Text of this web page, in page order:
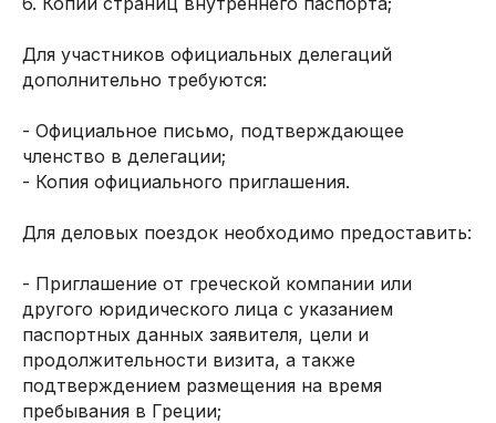
Для участников официальных делегаций
дополнительно требуются:
- Официальное письмо, подтверждающее
членство в делегации;
- Копия официального приглашения.
Для деловых поездок необходимо предоставить:
- Приглашение от греческой компании или
другого юридического лица с указанием
паспортных данных заявителя, цели и
продолжительности визита, а также
подтверждением размещения на время
пребывания в Греции;